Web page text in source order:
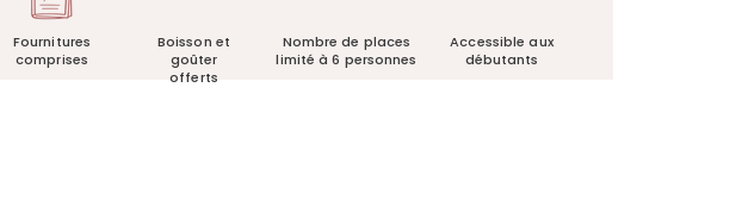
Fournitures
comprises
Boisson et
goûter
offerts
Nombre de places
limité à 6 personnes
Accessible aux
débutants